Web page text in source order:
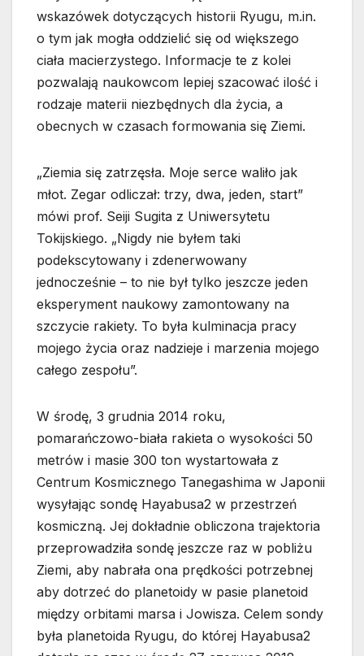
wskazówek dotyczących historii Ryugu, m.in.
o tym jak mogła oddzielić się od większego
ciała macierzystego. Informacje te z kolei
pozwalają naukowcom lepiej szacować ilość i
rodzaje materii niezbędnych dla życia, a
obecnych w czasach formowania się Ziemi.
„Ziemia się zatrzęsła. Moje serce waliło jak
młot. Zegar odliczał: trzy, dwa, jeden, start”
mówi prof. Seiji Sugita z Uniwersytetu
Tokijskiego. „Nigdy nie byłem taki
podekscytowany i zdenerwowany
jednocześnie – to nie był tylko jeszcze jeden
eksperyment naukowy zamontowany na
szczycie rakiety. To była kulminacja pracy
mojego życia oraz nadzieje i marzenia mojego
całego zespołu”.
W środę, 3 grudnia 2014 roku,
pomarańczowo-biała rakieta o wysokości 50
metrów i masie 300 ton wystartowała z
Centrum Kosmicznego Tanegashima w Japonii
wysyłając sondę Hayabusa2 w przestrzeń
kosmiczną. Jej dokładnie obliczona trajektoria
przeprowadziła sondę jeszcze raz w pobliżu
Ziemi, aby nabrała ona prędkości potrzebnej
aby dotrzeć do planetoidy w pasie planetoid
między orbitami marsa i Jowisza. Celem sondy
była planetoida Ryugu, do której Hayabusa2